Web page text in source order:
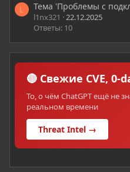
L Тема 'Проблемы с
l1nx321
22.12.2025
Ответы: 10
🔴 Свежие CVE,
То, о чём ChatGPT ещё не
реальном времени
Threat Intel →